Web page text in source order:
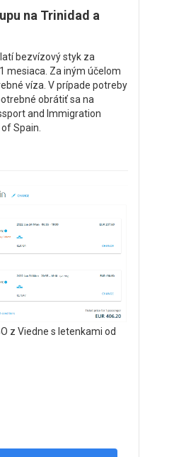
na Trinidad a
bezvízový styk za
mesiaca. Za iným účelom
víza. V prípade potreby
obrátiť sa na
and Immigration
Spain.
z Viedne s letenkami od